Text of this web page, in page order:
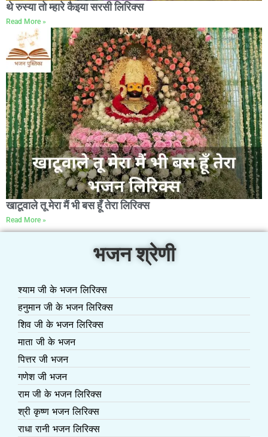
थे रुस्या तो म्हारे कैइया सरसी लिरिक्स
Read More »
खाटूवाले तू मेरा मैं भी बस हूँ तेरा लिरिक्स
Read More »
भजन श्रेणी
श्याम जी के भजन लिरिक्स
हनुमान जी के भजन लिरिक्स
शिव जी के भजन लिरिक्स
माता जी के भजन
पित्तर जी भजन
गणेश जी भजन
राम जी के भजन लिरिक्स
श्री कृष्ण भजन लिरिक्स
राधा रानी भजन लिरिक्स